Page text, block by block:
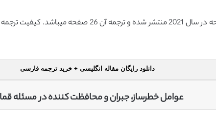
دانلود رایگان مقاله انگلیسی + خرید ترجمه فارسی
عوامل خطرساز، جبران و محافظت کننده در مسئله